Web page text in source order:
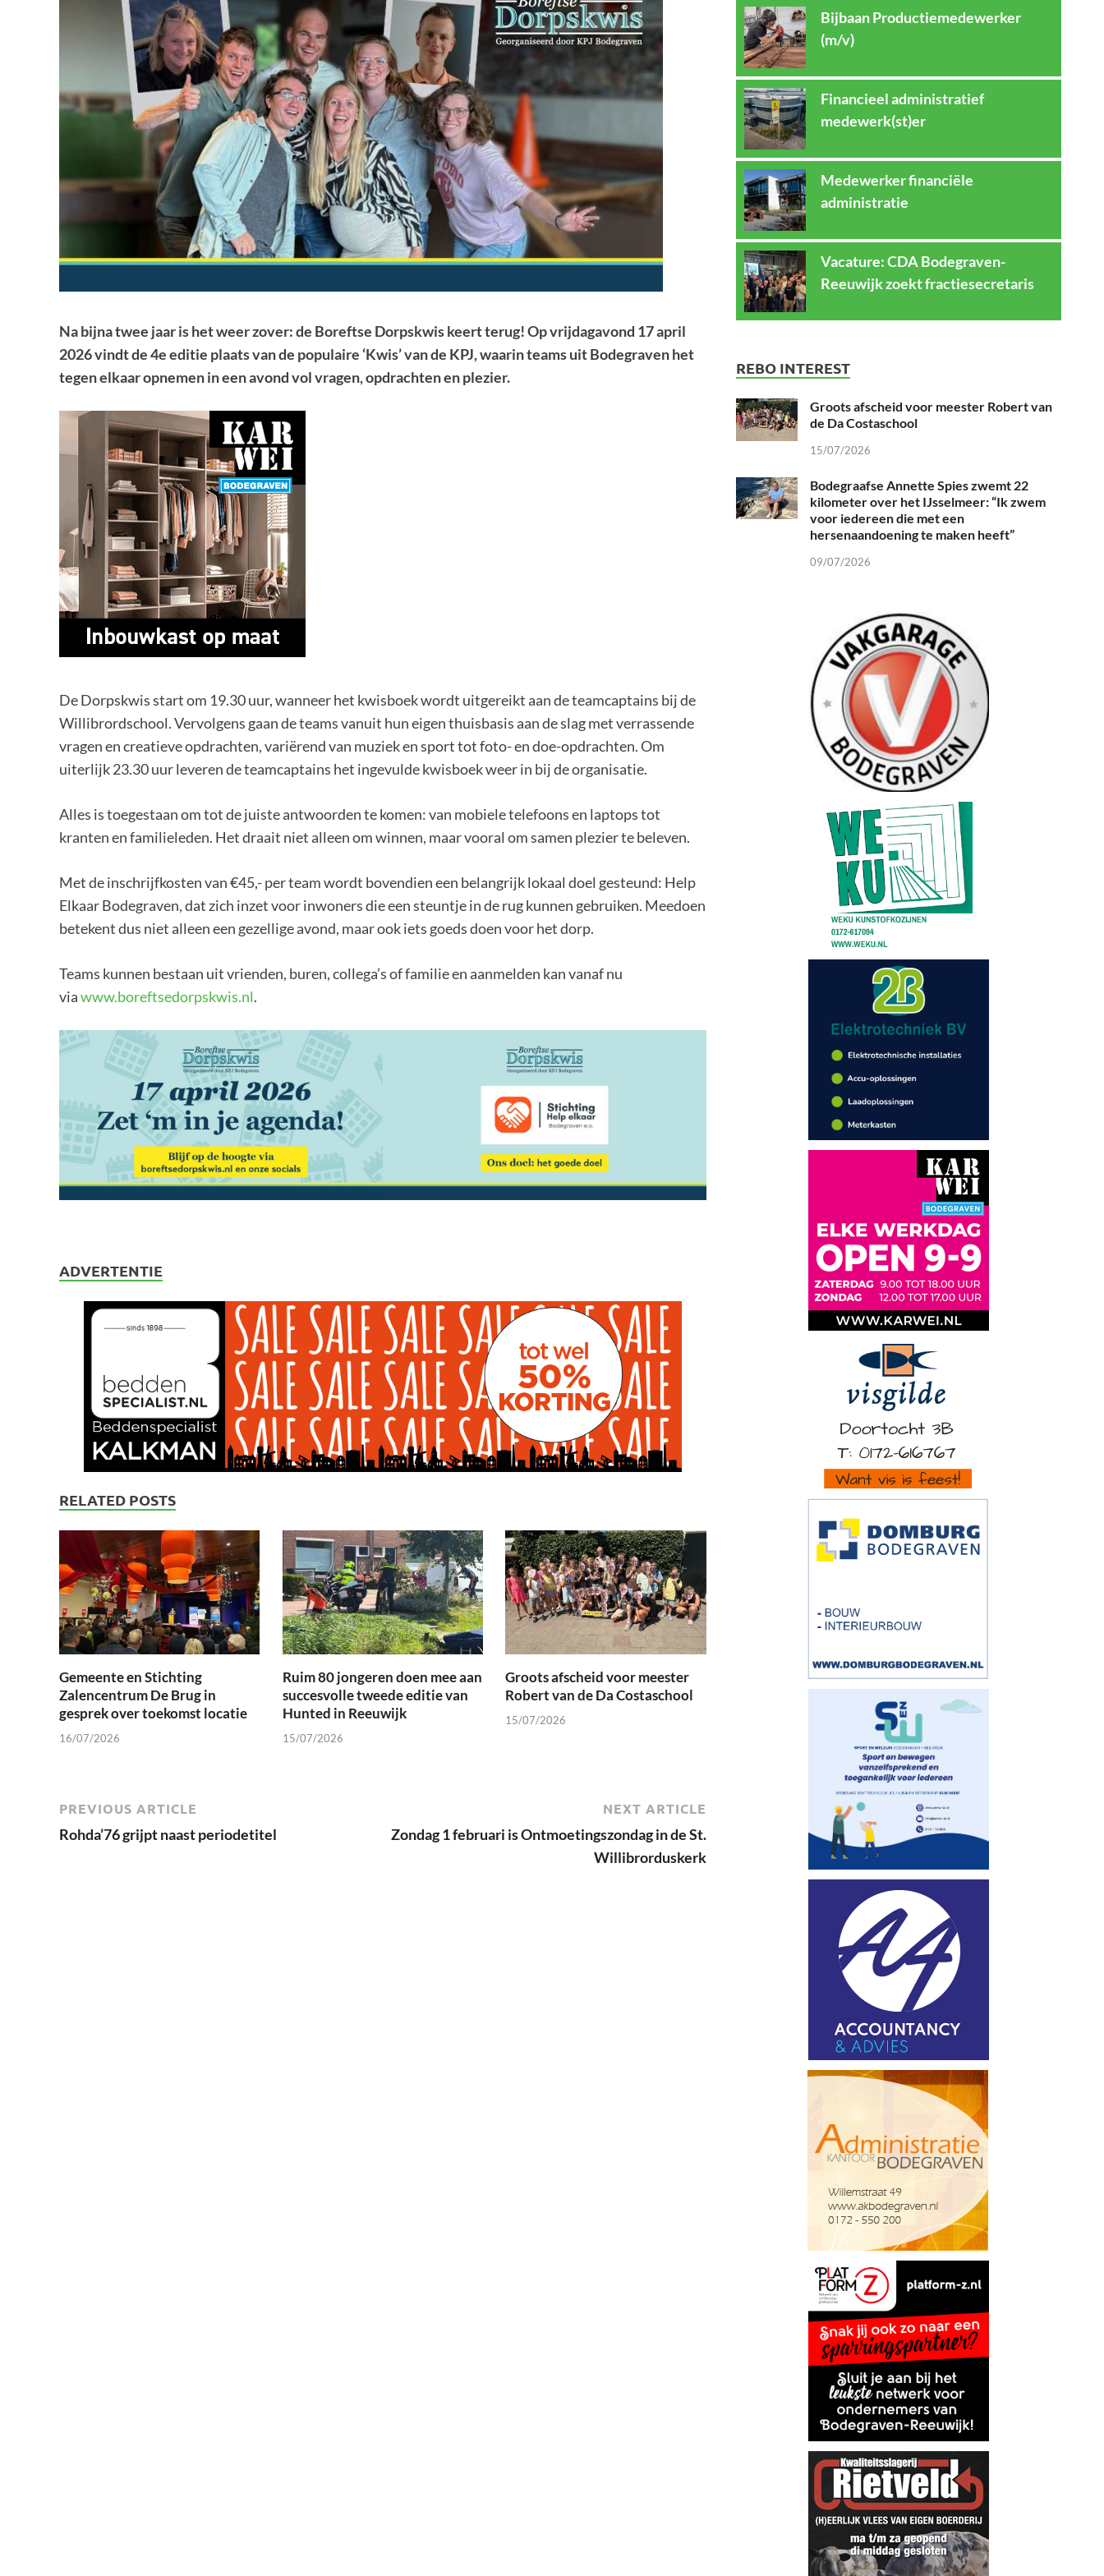
Na bijna twee jaar is het weer zover: de Boreftse Dorpskwis keert terug! Op vrijdagavond 17 april
2026 vindt de 4e editie plaats van de populaire ‘Kwis’ van de KPJ, waarin teams uit Bodegraven het
tegen elkaar opnemen in een avond vol vragen, opdrachten en plezier.
De Dorpskwis start om 19.30 uur, wanneer het kwisboek wordt uitgereikt aan de teamcaptains bij de
Willibrordschool. Vervolgens gaan de teams vanuit hun eigen thuisbasis aan de slag met verrassende
vragen en creatieve opdrachten, variërend van muziek en sport tot foto- en doe-opdrachten. Om
uiterlijk 23.30 uur leveren de teamcaptains het ingevulde kwisboek weer in bij de organisatie.
Alles is toegestaan om tot de juiste antwoorden te komen: van mobiele telefoons en laptops tot
kranten en familieleden. Het draait niet alleen om winnen, maar vooral om samen plezier te beleven.
Met de inschrijfkosten van €45,- per team wordt bovendien een belangrijk lokaal doel gesteund: Help
Elkaar Bodegraven, dat zich inzet voor inwoners die een steuntje in de rug kunnen gebruiken. Meedoen
betekent dus niet alleen een gezellige avond, maar ook iets goeds doen voor het dorp.
Teams kunnen bestaan uit vrienden, buren, collega’s of familie en aanmelden kan vanaf nu
viawww.boreftsedorpskwis.nl.
ADVERTENTIE
RELATED POSTS
Gemeente en Stichting
Zalencentrum De Brug in
gesprek over toekomst locatie
16/07/2026
Ruim 80 jongeren doen mee aan
succesvolle tweede editie van
Hunted in Reeuwijk
15/07/2026
Groots afscheid voor meester
Robert van de Da Costaschool
15/07/2026
PREVIOUS ARTICLE
Rohda’76 grijpt naast periodetitel
NEXT ARTICLE
Zondag 1 februari is Ontmoetingszondag in de St.
Willibrorduskerk
Bijbaan Productiemedewerker
(m/v)
Financieel administratief
medewerk(st)er
Medewerker financiële
administratie
Vacature: CDA Bodegraven-
Reeuwijk zoekt fractiesecretaris
REBO INTEREST
Groots afscheid voor meester Robert van
de Da Costaschool
15/07/2026
Bodegraafse Annette Spies zwemt 22
kilometer over het IJsselmeer: “Ik zwem
voor iedereen die met een
hersenaandoening te maken heeft”
09/07/2026